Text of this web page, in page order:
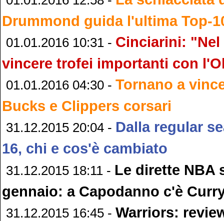
Drummond guida l'ultima Top-
01.01.2016 10:31 - Cinciarini: "Nel
vincere trofei importanti con
01.01.2016 04:30 - Tornano a
Bucks e Clippers corsari
31.12.2015 20:04 - Dalla regular
16, chi e cos'è cambiato
31.12.2015 18:11 - Le dirette NBA
gennaio: a Capodanno c'è
31.12.2015 16:45 - Warriors: